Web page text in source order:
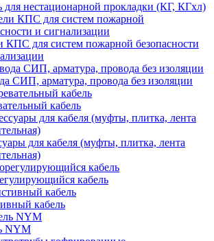
для нестационарной прокладки (КГ, КГхл)
КПС для систем пожарной безопасности
СИП, арматура, провода без изоляции
кабель
для кабеля (муфты, плитка, лента
кабель
кабель
NYM